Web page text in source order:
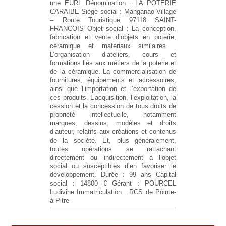
une EURLDénomination :
LA POTERIE
CARAIBE Siège social : ​Manganao Village
– Route Touristique 97118 SAINT-
FRANCOIS Objet social : ​​La conception,
fabrication et vente d’objets en poterie,
céramique et matériaux similaires. ​
L’organisation d’ateliers, cours et
formations liés aux métiers de la poterie et
de la céramique. ​La commercialisation de
fournitures, équipements et accessoires,
ainsi que l’importation et l’exportation de
ces produits. ​L’acquisition, l’exploitation, la
cession et la concession de tous droits de
propriété intellectuelle, notamment
marques, dessins, modèles et droits
d’auteur, relatifs aux créations et contenus
de la société. ​Et, plus généralement,
toutes opérations se rattachant
directement ou indirectement à l’objet
social ou susceptibles d’en favoriser le
développement.​
Durée : 99 ans Capital
social : 14800 €Gérant :
POURCEL
Ludivine Immatriculation : RCS de Pointe-
à-Pitre